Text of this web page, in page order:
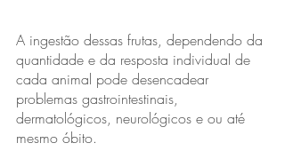
A ingestão dessas frutas, dependendo da
quantidade e da resposta individual de
cada animal pode desencadear
problemas gastrointestinais,
dermatológicos, neurológicos e ou até
mesmo óbito.